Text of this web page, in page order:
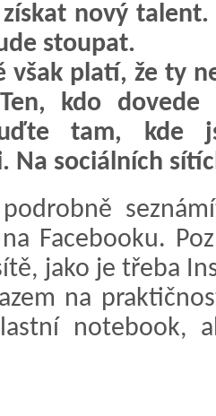
nový
stoupat.
však platí, že ty
kdo dovede
tam, kde
Na sociálních
Facebooku.
jako je třeba
na
notebook,